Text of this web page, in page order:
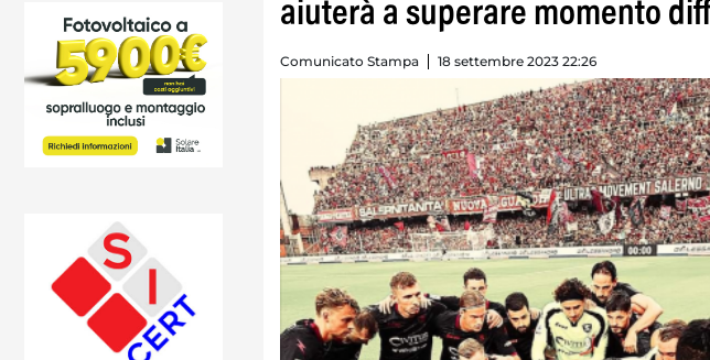
aiuterà a superare momento
Comunicato Stampa 18 settembre 2023 22:26